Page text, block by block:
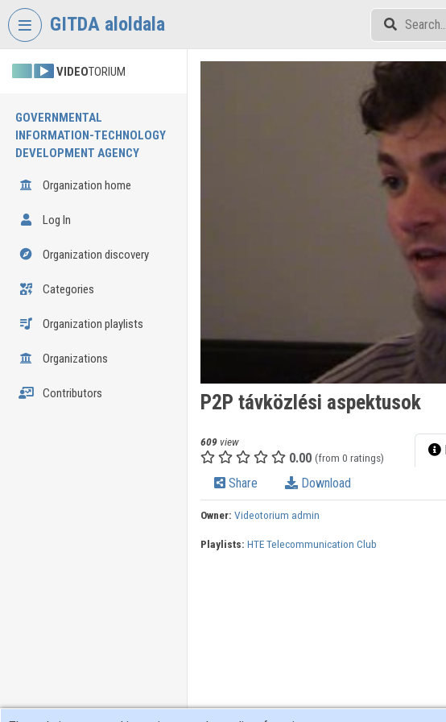
Skip header
GITDA aloldala
VIDEOTORIUM
GOVERNMENTAL
INFORMATION-TECHNOLOGY
DEVELOPMENT AGENCY
Organization home
Log In
Organization discovery
Categories
Organization playlists
Organizations
Contributors P2P távközlési aspektusok
609view
0.00 (from 0 ratings)
Share Download
Owner: Videotorium admin
Playlists: HTE Telecommunication Club